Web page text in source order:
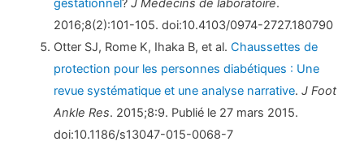
gestationnel?J Médecins de laboratoire.
2016;8(2):101-105. doi:10.4103/0974-2727.180790
Otter SJ, Rome K, Ihaka B, et al.Chaussettes de
protection pour les personnes diabétiques : Une
revue systématique et une analyse narrative.J Foot
Ankle Res. 2015;8:9. Publié le 27 mars 2015.
doi:10.1186/s13047-015-0068-7